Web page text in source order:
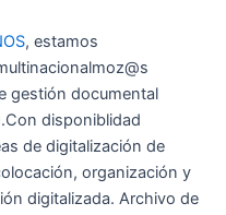
, estamos
gestión documental
disponiblidad
de digitalización de
organización y
digitalizada. Archivo de